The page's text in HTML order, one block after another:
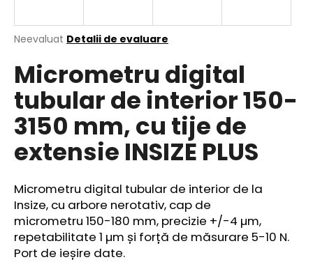
Evaluarea
a
produsului
este
0,0
din
5
stele.
Neevaluat Detalii de evaluare
Micrometru digital
tubular de interior 150-
3150 mm, cu tije de
extensie INSIZE PLUS
Micrometru digital tubular de interior de la
Insize, cu arbore nerotativ, cap de
micrometru 150-180 mm, precizie +/-4 µm,
repetabilitate 1 µm și forță de măsurare 5-10 N.
Port de ieșire date.
ă
r
e
c
o
m
a
n
d
ă
m